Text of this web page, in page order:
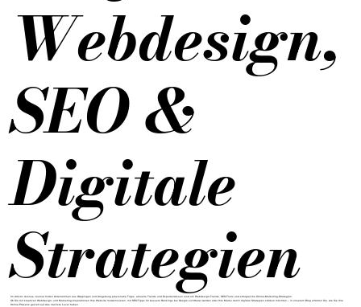
Webdesign,
SEO &
Digitale
Strategien
Im Artistic Avenue Journal finden Unternehmen aus Göppingen und Umgebung praxisnahe Tipps, aktuelle Trends und Expertenwissen rund um Webdesign-Trends, SEO-Tools und erfolgreiche Online-Marketing-Strategien.
Ob Sie mit kreativen Webdesign- und Marketing-Inspirationen Ihre Website modernisieren, mit SEO-Tipps für bessere Rankings bei Google sichtbarer werden oder Ihre Marke durch digitale Strategien stärken möchten – in unserem Blog erfahren Sie, wie Sie Ihre
Online-Präsenz gezielt auf das nächste Level heben.